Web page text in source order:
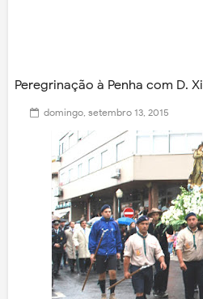
Peregrinação à Penha com D.
domingo, setembro 13, 2015